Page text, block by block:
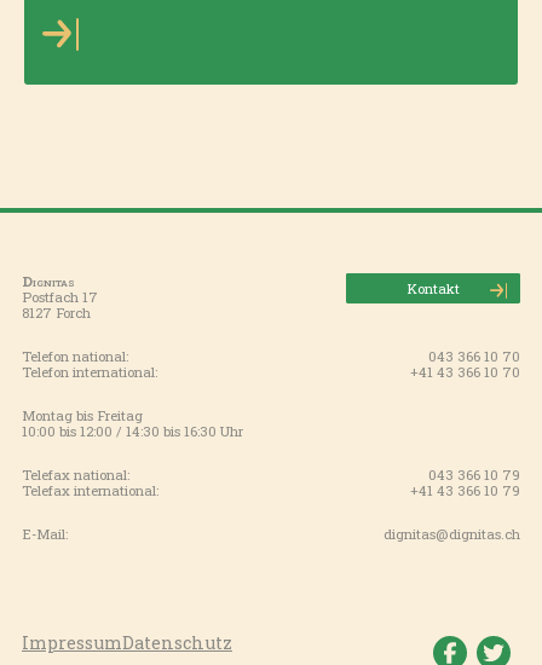
Dignitas
Postfach 17
8127 Forch
Kontakt
Telefon national:
043 366 10 70
Telefon international:
+41 43 366 10 70
Montag bis Freitag
10:00 bis 12:00 / 14:30 bis 16:30 Uhr
Telefax national:
043 366 10 79
Telefax international:
+41 43 366 10 79
E-Mail: dignitas@dignitas.ch
ImpressumDatenschutz